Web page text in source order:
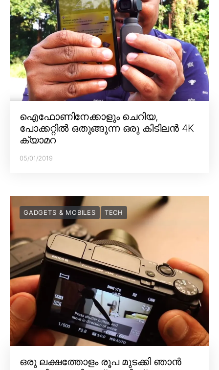
ഐഫോണിനേക്കാളും ചെറിയ,
പോക്കറ്റിൽ ഒതുങ്ങുന്ന ഒരു കിടിലൻ 4K
ക്യാമറ
05/01/2019
GADGETS & MOBILES TECH
ഒരു ലക്ഷത്തോളം രൂപ മുടക്കി ഞാൻ